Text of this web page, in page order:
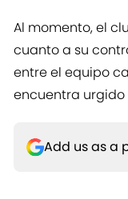
Al momento, el
cuanto a su
entre el equipo
encuentra urgido
Add us as a